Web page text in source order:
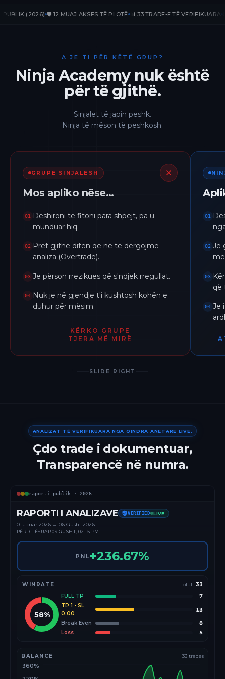
(2026) 🛡️ 12 MUAJ AKSES TË PLOTË 📊 33 TRADE-E TË VERIFIKUARA 📈
A JE TI PËR KËTË GRUP?
Ninja Academy nuk është
për të gjithë.
Sinjalet të japin peshk.
Ninja të mëson të peshkosh.
GRUPE SINJALESH
Mos apliko nëse…
01
Dëshironi të fitoni para shpejt, pa u
munduar hiq.
02
Pret gjithë ditën që ne të dërgojmë
analiza (Overtrade).
03 Je përson rrezikues që s'ndjek rregullat.
04 Nuk je në gjendje t'i kushtosh kohën e
duhur për mësim.
KËRKO GRUPE
TJERA MË MIRË
01
02 Je
03
që
04 Je
SLIDE RIGHT
ANALIZAT TË VERIFIKUARA NGA QINDRA ANETARE LIVE.
Çdo trade i dokumentuar,
Transparencë në numra.
raporti-publik · 2026
RAPORTI I ANALIZAVE VERIFIED LIVE
01 Janar 2026 → 06 Gusht 2026
PËRDITËSUAR09 GUSHT, 02:15 PM
PNL +236.67%
WINRATE Total 33
58%
FULL TP
7
TP 1 - SL
0.00
13
Break Even
8
Loss
5
BALANCE 33 trades
360%